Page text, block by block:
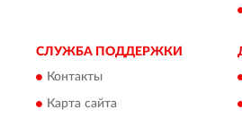
СЛУЖБА ПОДДЕРЖКИ
Контакты
Карта сайта